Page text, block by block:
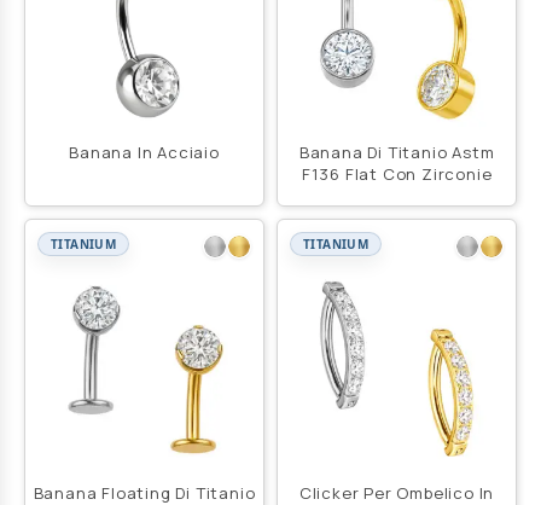
Banana In Acciaio
Banana Di Titanio Astm
F136 Flat Con Zirconie
TITANIUM
Banana Floating Di Titanio
TITANIUM
Clicker Per Ombelico In